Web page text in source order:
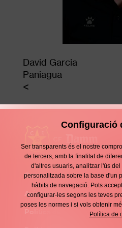
David Garcia
Paniagua
Enllaços
d'interès
Contacte
Footer
Avís legal
Política de privacitat
Configuració
Ser transparents és el nostre
de tercers, amb la finalitat de
d'altres usuaris, analitzar l'ús
personalitzada sobre la base d'un
hàbits de navegació. Pots
configurar-les segons les teves
poses les normes i si vols obtenir
Política de